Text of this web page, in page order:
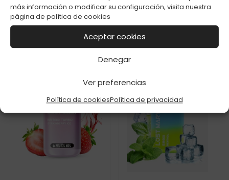
más información o modificar su configuración, visita nuestra
página de política de cookies
Aceptar cookies
Denegar
Ver preferencias
Política de cookiesPolítica de privacidad